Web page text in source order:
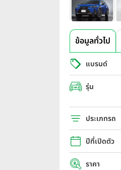
ข้อมูลทั่วไป
แบรนด์
รุ่น
ประเภทรถ
ปีที่เปิดตัว
ราคา